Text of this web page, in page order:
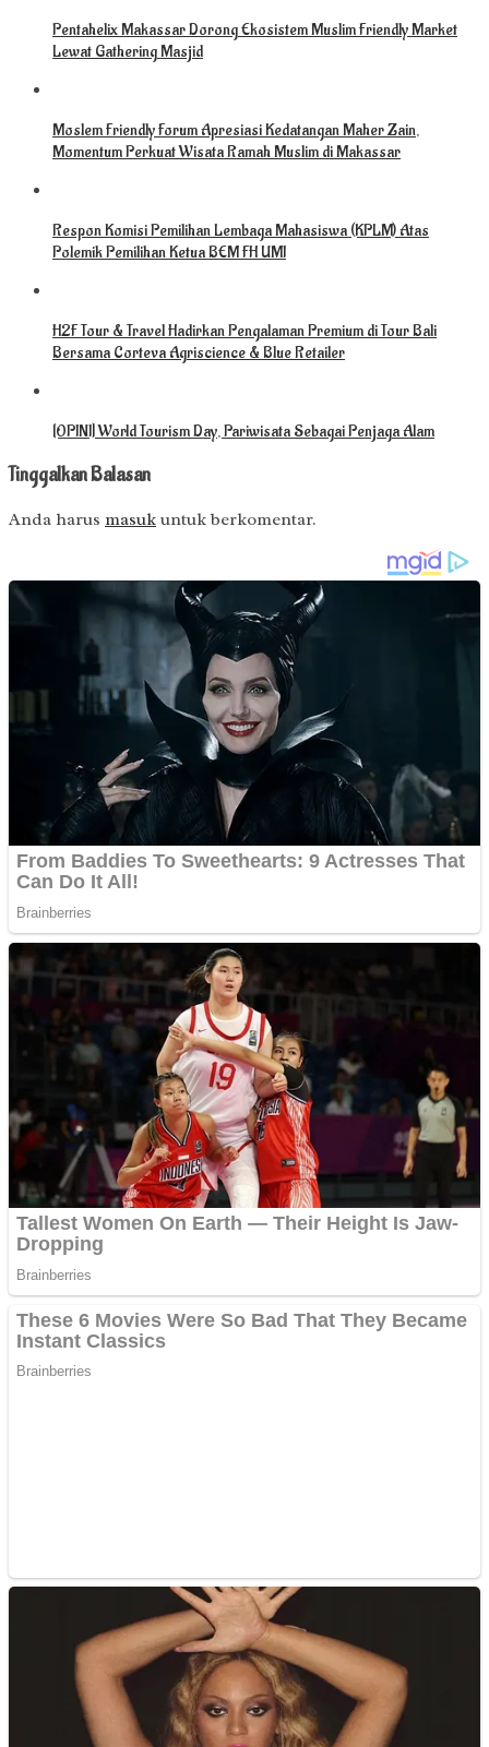
Pentahelix Makassar Dorong Ekosistem Muslim Friendly Market
Lewat Gathering Masjid
Moslem Friendly Forum Apresiasi Kedatangan Maher Zain,
Momentum Perkuat Wisata Ramah Muslim di Makassar
Respon Komisi Pemilihan Lembaga Mahasiswa (KPLM) Atas
Polemik Pemilihan Ketua BEM FH UMI
H2F Tour & Travel Hadirkan Pengalaman Premium di Tour Bali
Bersama Corteva Agriscience & Blue Retailer
[OPINI] World Tourism Day, Pariwisata Sebagai Penjaga Alam
Tinggalkan Balasan
Anda harus masuk untuk berkomentar.